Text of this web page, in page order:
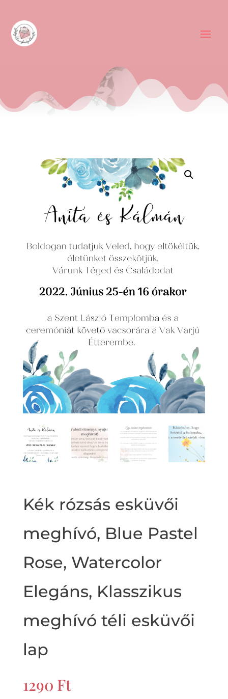
Kék rózsás esküvői
meghívó, Blue Pastel
Rose, Watercolor
Elegáns, Klasszikus
meghívó téli esküvői
lap
1290 Ft